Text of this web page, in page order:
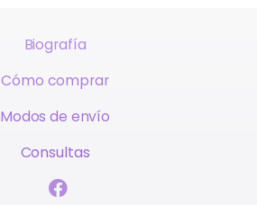
Biografía
Cómo comprar
Modos de envío
Consultas